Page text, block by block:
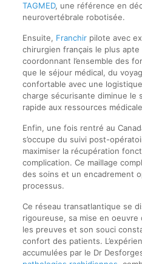
TAGMED, une référence en
neurovertébrale robotisée.
Ensuite, Franchirpilote avec
chirurgien français le plus
coordonnant l’ensemble des
que le séjour médical, du
confortable avec une
charge sécurisante diminue le
rapide aux ressources
Enfin, une fois rentré au
s’occupe du suivi post-
maximiser la récupération
complication. Ce maillage
des soins et un encadrement
processus.
Ce réseau transatlantique se
rigoureuse, sa mise en
les preuves et son souci
confort des patients.
accumulées par le Dr